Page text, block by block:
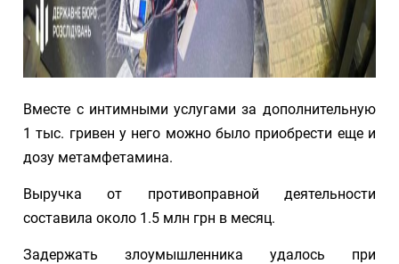
Вместе с интимными услугами за дополнительную
1 тыс. гривен у него можно было приобрести еще и
дозу метамфетамина.
Выручка от противоправной деятельности
составила около 1.5 млн грн в месяц.
Задержать злоумышленника удалось при